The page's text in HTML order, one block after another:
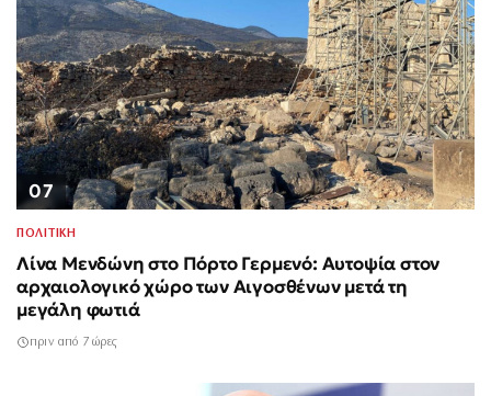
07
ΠΟΛΙΤΙΚΗ
Λίνα Μενδώνη στο Πόρτο Γερμενό: Αυτοψία στον
αρχαιολογικό χώρο των Αιγοσθένων μετά τη
μεγάλη φωτιά
πριν από 7 ώρες